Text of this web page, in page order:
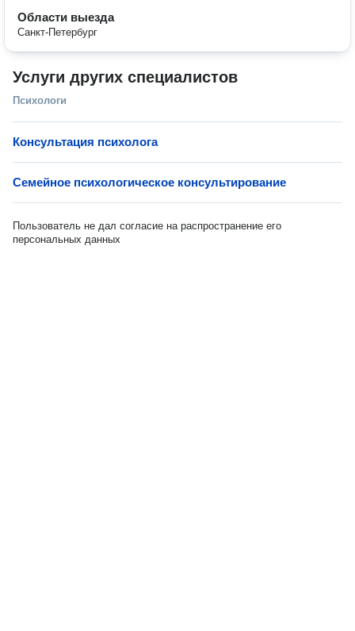
Области выезда
Санкт-Петербург
Услуги других специалистов
Психологи
Консультация психолога
Семейное психологическое консультирование
Пользователь не дал согласие на распространение его
персональных данных